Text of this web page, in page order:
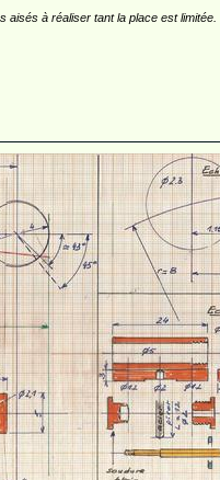
aisés à réaliser tant la place est limitée.